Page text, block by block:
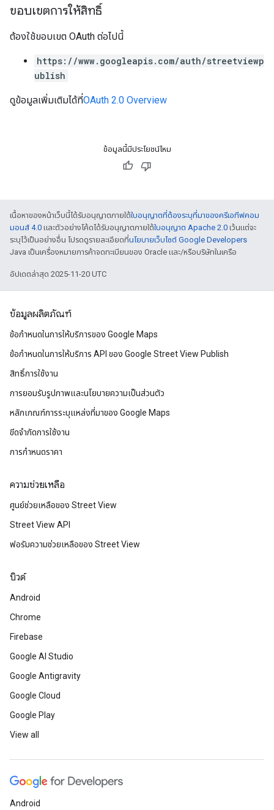
ขอบเขตการให้สิทธิ์
ต้องใช้ขอบเขต OAuth ต่อไปนี้
https://www.googleapis.com/auth/streetviewp
ublish
ดูข้อมูลเพิ่มเติมได้ที่OAuth 2.0 Overview
ข้อมูลนี้มีประโยชน์ไหม
เนื้อหาของหน้าเว็บนี้ได้รับอนุญาตภายใต้ใบอนุญาตที่ต้องระบุที่มาของครีเอทีฟคอม
มอนส์ 4.0 และตัวอย่างโค้ดได้รับอนุญาตภายใต้ใบอนุญาต Apache 2.0 เว้นแต่จะ
ระบุไว้เป็นอย่างอื่น โปรดดูรายละเอียดที่นโยบายเว็บไซต์ Google Developers
Java เป็นเครื่องหมายการค้าจดทะเบียนของ Oracle และ/หรือบริษัทในเครือ
อัปเดตล่าสุด 2025-11-20 UTC
ข้อมูลผลิตภัณฑ์
ข้อกำหนดในการให้บริการของ Google Maps
ข้อกำหนดในการให้บริการ API ของ Google Street View Publish
สิทธิ์การใช้งาน
การยอมรับรูปภาพและนโยบายความเป็นส่วนตัว
หลักเกณฑ์การระบุแหล่งที่มาของ Google Maps
ขีดจำกัดการใช้งาน
การกำหนดราคา
ความช่วยเหลือ
ศูนย์ช่วยเหลือของ Street View
Street View API
ฟอรัมความช่วยเหลือของ Street View
บิวด์
Android
Chrome
Firebase
Google AI Studio
Google Antigravity
Google Cloud
Google Play
View all
Android